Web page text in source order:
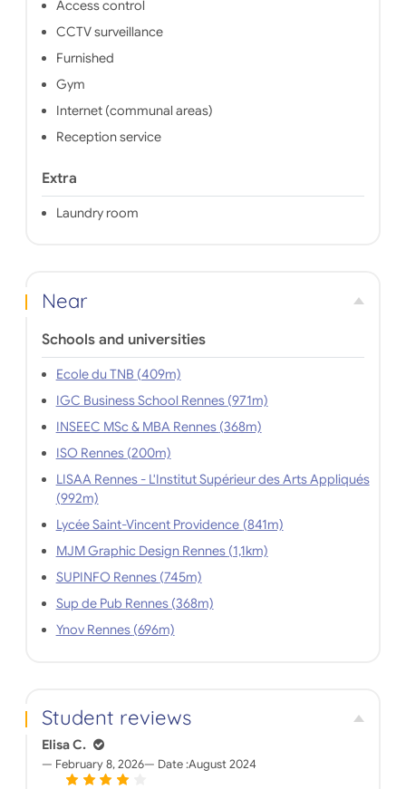
Access control
CCTV surveillance
Furnished
Gym
Internet (communal areas)
Reception service
Extra
Laundry room
Near
Schools and universities
Ecole du TNB (409m)
IGC Business School Rennes (971m)
INSEEC MSc & MBA Rennes (368m)
ISO Rennes (200m)
LISAA Rennes - L'Institut Supérieur des Arts Appliqués
(992m)
Lycée Saint-Vincent Providence (841m)
MJM Graphic Design Rennes (1,1km)
SUPINFO Rennes (745m)
Sup de Pub Rennes (368m)
Ynov Rennes (696m)
Student reviews
Elisa C.
February 8, 2026 Date :August 2024